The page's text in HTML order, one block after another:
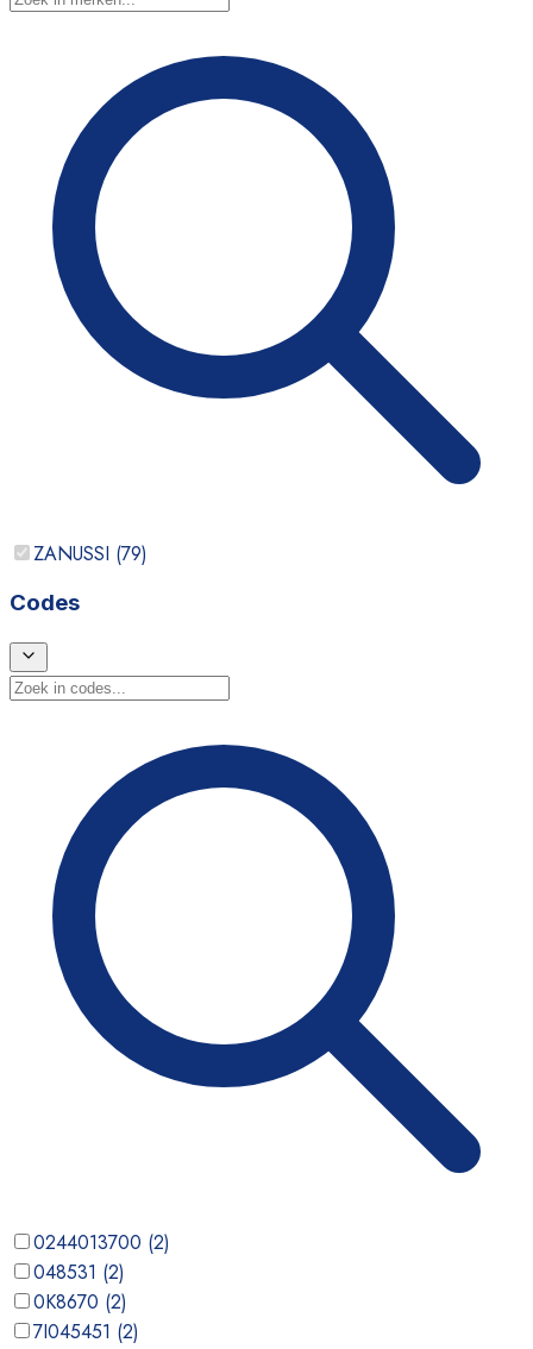
ZANUSSI (79)
Codes
0244013700 (2)
048531 (2)
0K8670 (2)
7I045451 (2)